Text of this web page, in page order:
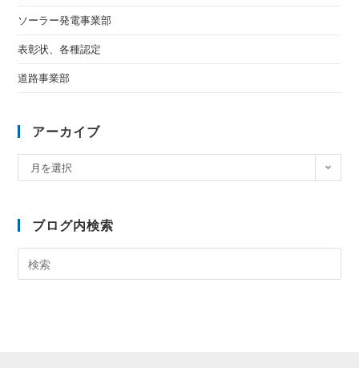
ソーラー発電事業部
表彰状、各種認定
道路事業部
アーカイブ
月を選択
ブログ内検索